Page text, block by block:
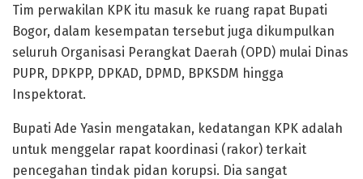
Tim perwakilan KPK itu masuk ke ruang rapat Bupati
Bogor, dalam kesempatan tersebut juga dikumpulkan
seluruh Organisasi Perangkat Daerah (OPD) mulai Dinas
PUPR, DPKPP, DPKAD, DPMD, BPKSDM hingga
Inspektorat.
Bupati Ade Yasin mengatakan, kedatangan KPK adalah
untuk menggelar rapat koordinasi (rakor) terkait
pencegahan tindak pidan korupsi. Dia sangat